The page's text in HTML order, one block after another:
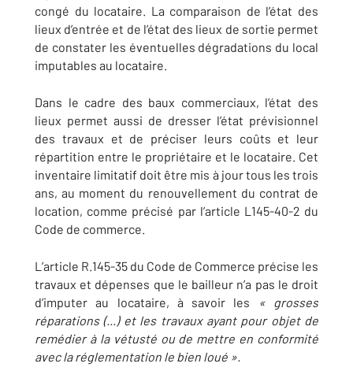
congé du locataire. La comparaison de l’état des
lieux d’entrée et de l’état des lieux de sortie permet
de constater les éventuelles dégradations du local
imputables au locataire.
Dans le cadre des baux commerciaux, l’état des
lieux permet aussi de dresser l’état prévisionnel
des travaux et de préciser leurs coûts et leur
répartition entre le propriétaire et le locataire. Cet
inventaire limitatif doit être mis à jour tous les trois
ans, au moment du renouvellement du contrat de
location, comme précisé par l’article L145-40-2 du
Code de commerce.
L’article R.145-35 du Code de Commerce précise les
travaux et dépenses que le bailleur n’a pas le droit
d’imputer au locataire, à savoir les
« grosses
réparations (...) et les travaux ayant pour objet de
remédier à la vétusté ou de mettre en conformité
avec la réglementation le bien loué ».